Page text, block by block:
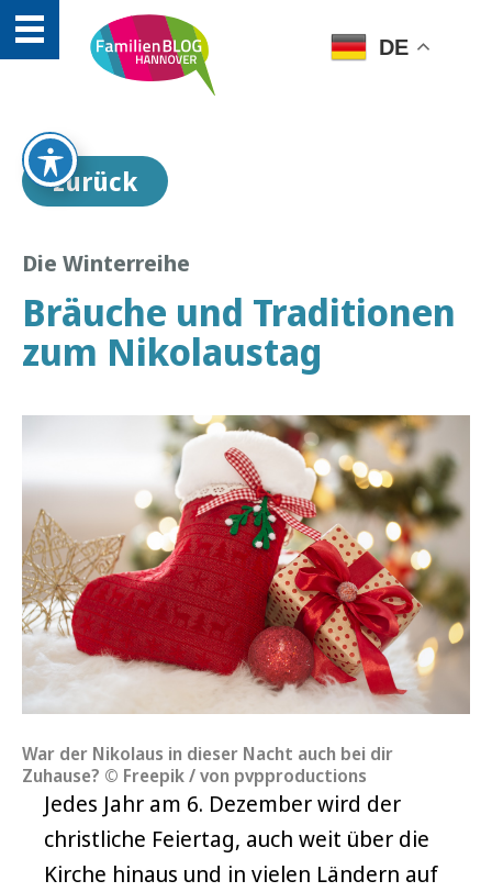
DE
zurück
Die Winterreihe
Bräuche und Traditionen
zum Nikolaustag
War der Nikolaus in dieser Nacht auch bei dir
Zuhause? © Freepik / von pvpproductions
Jedes Jahr am 6. Dezember wird der
christliche Feiertag, auch weit über die
Kirche hinaus und in vielen Ländern auf